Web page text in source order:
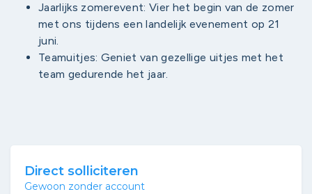
Jaarlijks zomerevent: Vier het begin van de zomer
met ons tijdens een landelijk evenement op 21
juni.
Teamuitjes: Geniet van gezellige uitjes met het
team gedurende het jaar.
Direct solliciteren
Gewoon zonder account